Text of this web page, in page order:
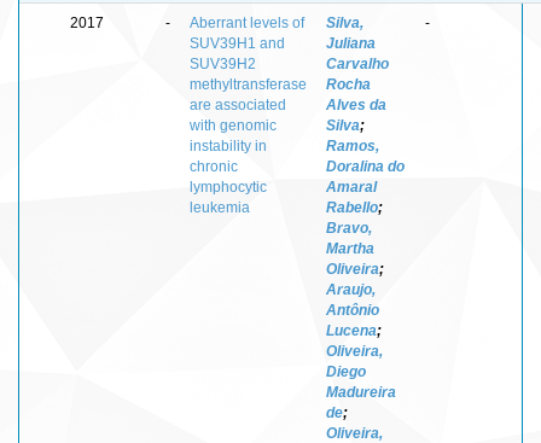
2017 -
Aberrant levels of
SUV39H1 and
SUV39H2
methyltransferase
are associated
with genomic
instability in
chronic
lymphocytic
leukemia
Silva,
Juliana
Carvalho
Rocha
Alves da
Silva;
Ramos,
Doralina do
Amaral
Rabello;
Bravo,
Martha
Oliveira;
Araujo,
Antônio
Lucena;
Oliveira,
Diego
Madureira
de;
Oliveira,
-